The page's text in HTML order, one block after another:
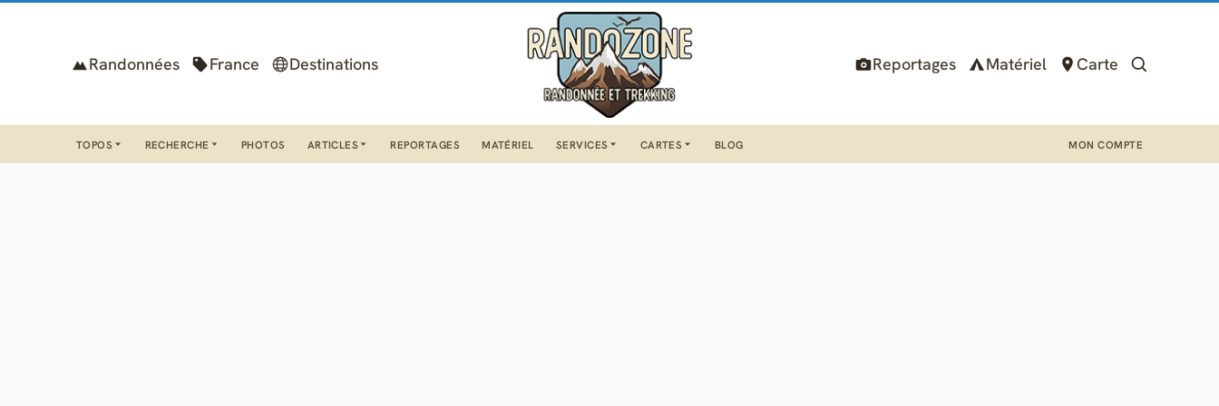
Randonnées France Destinations Reportages Matériel Carte
TOPOS RECHERCHE PHOTOS ARTICLES REPORTAGES MATÉRIEL SERVICES CARTES BLOG MON COMPTE